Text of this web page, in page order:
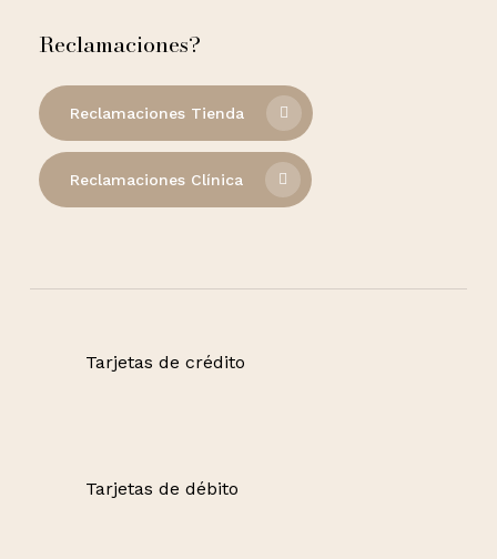
Reclamaciones?
Reclamaciones Tienda
Reclamaciones Clínica
Tarjetas de crédito
Tarjetas de débito